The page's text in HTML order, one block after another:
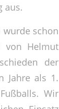
aus.
wurde schon
von Helmut
der
Jahre als 1.
Wir